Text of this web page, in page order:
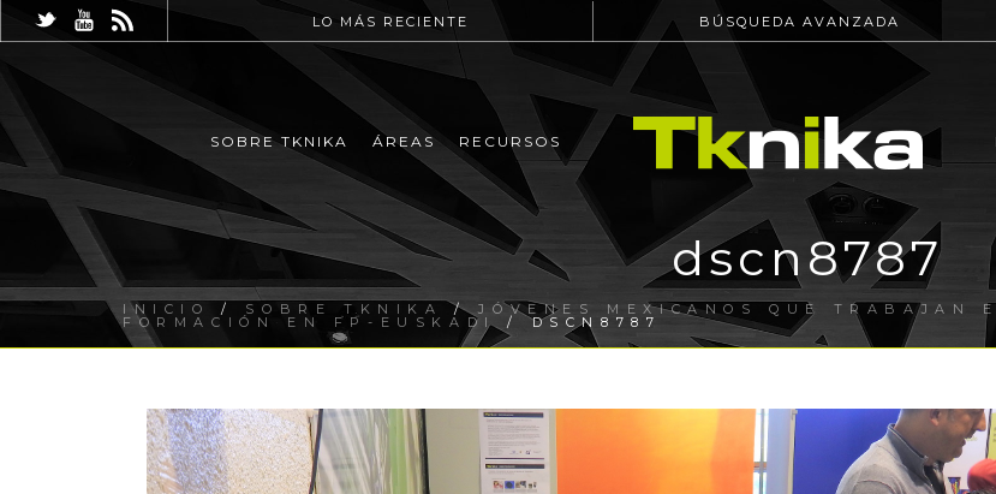
LO MÁS RECIENTE BÚSQUEDA AVANZADA
SOBRE TKNIKA ÁREAS RECURSOS
dscn8787
INICIO / SOBRE TKNIKA /JÓVENES MEXICANOS QUE TRABAJAN
FORMACIÓN EN FP-EUSKADI / DSCN8787